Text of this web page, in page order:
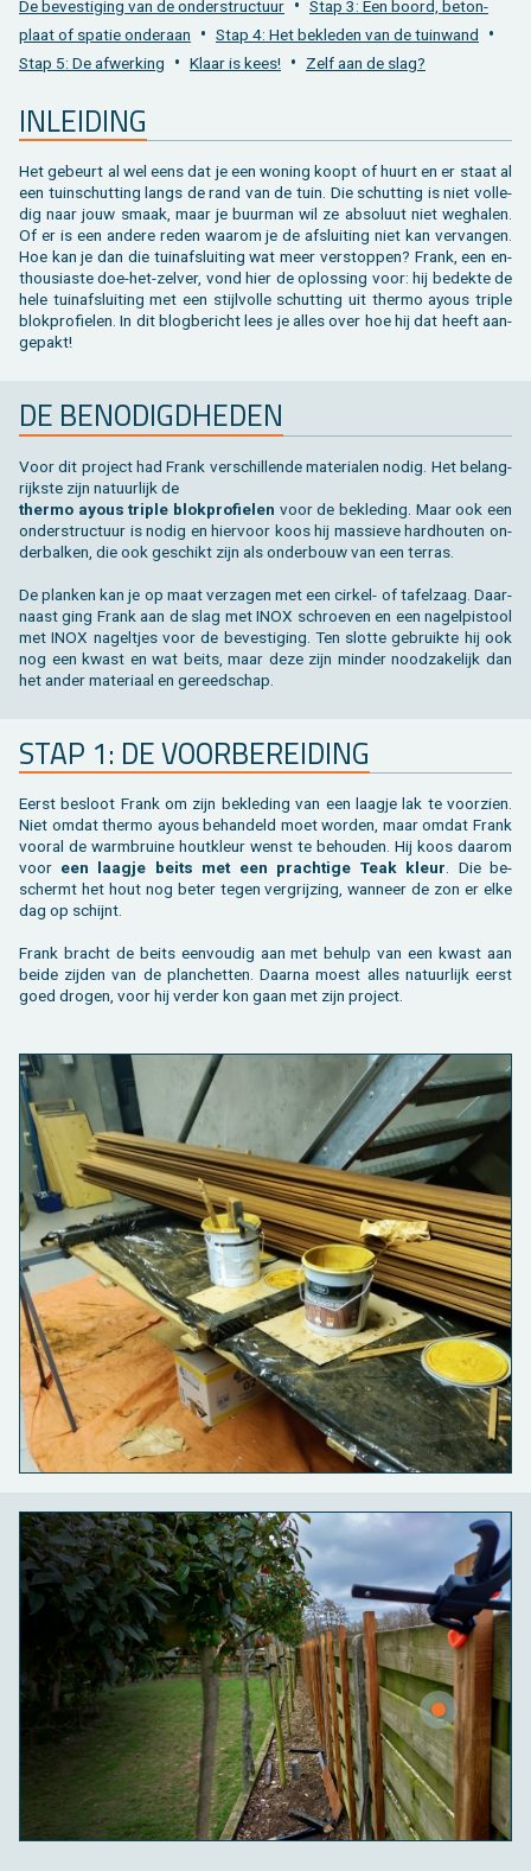
De be­ves­ti­ging van de on­der­struc­tuur • Stap 3: Een boord, be­ton­
plaat of spa­tie on­der­aan
• Stap 4: Het be­kle­den van de tuin­wand •
Stap 5: De af­wer­king • Klaar is kees! • Zelf aan de slag?
IN­LEI­DING
Het ge­beurt al wel eens dat je een wo­ning koopt of huurt en er staat al
een tuin­schut­ting langs de rand van de tuin. Die schut­ting is niet vol­le­
dig naar jouw smaak, maar je buur­man wil ze ab­so­luut niet weg­ha­len.
Of er is een an­de­re reden waar­om je de af­slui­ting niet kan ver­van­gen.
Hoe kan je dan die tuin­af­slui­ting wat meer ver­stop­pen? Frank, een en­
thou­si­as­te doe-het-zel­ver, vond hier de op­los­sing voor: hij be­dek­te de
hele tuin­af­slui­ting met een stijl­vol­le schut­ting uit ther­mo ayous tri­ple
blok­pro­fie­len. In dit blog­be­richt lees je alles over hoe hij dat heeft aan­
ge­pakt!
DE BE­NO­DIGD­HE­DEN
Voor dit pro­ject had Frank ver­schil­len­de ma­te­ri­a­len nodig. Het be­lang­
rijk­ste zijn na­tuur­lijk de
ther­mo ayous tri­ple blok­pro­fie­len voor de be­kle­ding. Maar ook een
on­der­struc­tuur is nodig en hier­voor koos hij mas­sie­ve hard­hou­ten on­
der­bal­ken, die ook ge­schikt zijn als on­der­bouw van een ter­ras.
De plan­ken kan je op maat ver­za­gen met een cir­kel- of ta­fel­zaag. Daar­
naast ging Frank aan de slag met INOX schroe­ven en een na­gel­pi­stool
met INOX na­gel­tjes voor de be­ves­ti­ging. Ten slot­te ge­bruik­te hij ook
nog een kwast en wat beits, maar deze zijn min­der nood­za­ke­lijk dan
het ander ma­te­ri­aal en ge­reed­schap.
STAP 1: DE VOOR­BE­REI­DING
Eerst be­sloot Frank om zijn be­kle­ding van een laag­je lak te voor­zien.
Niet omdat ther­mo ayous be­han­deld moet wor­den, maar omdat Frank
voor­al de warm­brui­ne hout­kleur wenst te be­hou­den. Hij koos daar­om
voor een laag­je beits met een prach­ti­ge Teak kleur. Die be­
schermt het hout nog beter tegen ver­grij­zing, wan­neer de zon er elke
dag op schijnt.
Frank bracht de beits een­vou­dig aan met be­hulp van een kwast aan
beide zij­den van de plan­chet­ten. Daar­na moest alles na­tuur­lijk eerst
goed dro­gen, voor hij ver­der kon gaan met zijn pro­ject.
Toebehoren tegels / bestrating
Bekijk alles van terras
Vierkante palen
Gleufpalen
Toebehoren
Bekijk alles van tuinafsluiting
Bekijk alles van bijgebouw
Toebehoren
Bekijk alles van constructie
Speeltuigen
Dierenverblijf
Onderhoudsproducten
Varia
Bekijk alles van tuininrichting